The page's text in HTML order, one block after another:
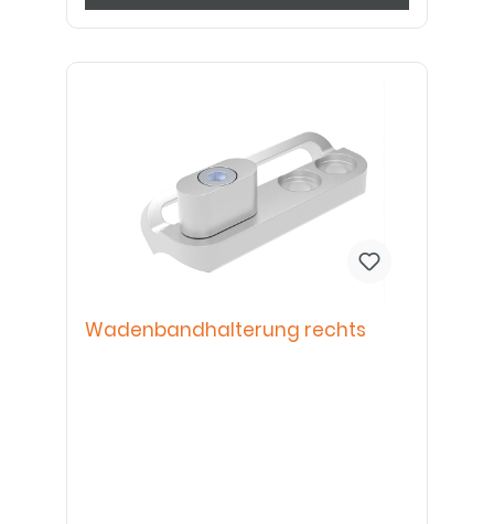
Wadenbandhalterung rechts